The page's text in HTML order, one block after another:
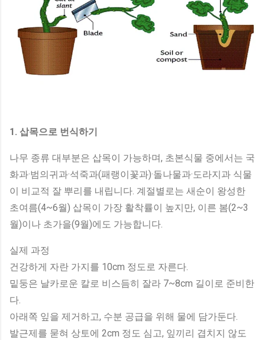
1. 삽목으로 번식하기
나무 종류 대부분은 삽목이 가능하며, 초본식물 중에서는 국
화과·범의귀과·석죽과(패랭이꽃과)·돌나물과·도라지과 식물
이 비교적 잘 뿌리를 내립니다. 계절별로는 새순이 왕성한
초여름(4~6월) 삽목이 가장 활착률이 높지만, 이른 봄(2~3
월)이나 초가을(9월)에도 가능합니다.
실제 과정
건강하게 자란 가지를 10cm 정도로 자른다.
밑둥은 날카로운 칼로 비스듬히 잘라 7~8cm 길이로 준비한
다.
아래쪽 잎을 제거하고, 수분 공급을 위해 물에 담가둔다.
발근제를 묻혀 상토에 2cm 정도 심고, 잎끼리 겹치지 않도